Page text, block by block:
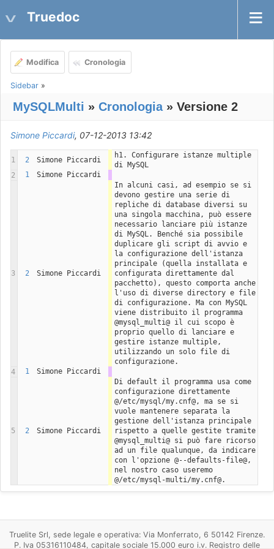
Truedoc
Modifica Cronologia
Sidebar »
MySQLMulti » Cronologia» Versione 2
Simone Piccardi, 07-12-2013 13:42
1 2 Simone Piccardi
h1. Configurare istanze multiple
di MySQL
2
1 Simone Piccardi
3 2 Simone Piccardi
In alcuni casi, ad esempio se si
devono gestire una serie di
repliche di database diversi su
una singola macchina, può essere
necessario lanciare più istanze
di MySQL. Benché sia possibile
duplicare gli script di avvio e
la configurazione dell'istanza
principale (quella installata e
configurata direttamente dal
pacchetto), questo comporta anche
l'uso di diverse directory e file
di configurazione. Ma con MySQL
viene distribuito il programma
@mysql_multi@ il cui scopo è
proprio quello di lanciare e
gestire istanze multiple,
utilizzando un solo file di
configurazione.
4
1 Simone Piccardi
5 2 Simone Piccardi
Di default il programma usa come
configurazione direttamente
@/etc/mysql/my.cnf@, ma se si
vuole mantenere separata la
gestione dell'istanza principale
rispetto a quelle gestite tramite
@mysql_multi@ si può fare ricorso
ad un file qualunque, da indicare
con l'opzione @--defaults-file@,
nel nostro caso useremo
@/etc/mysql-multi/my.cnf@.
Truelite Srl, sede legale e operativa: Via Monferrato, 6 50142 Firenze.
P. Iva 05316110484, capitale sociale 15.000 euro i.v. Registro delle